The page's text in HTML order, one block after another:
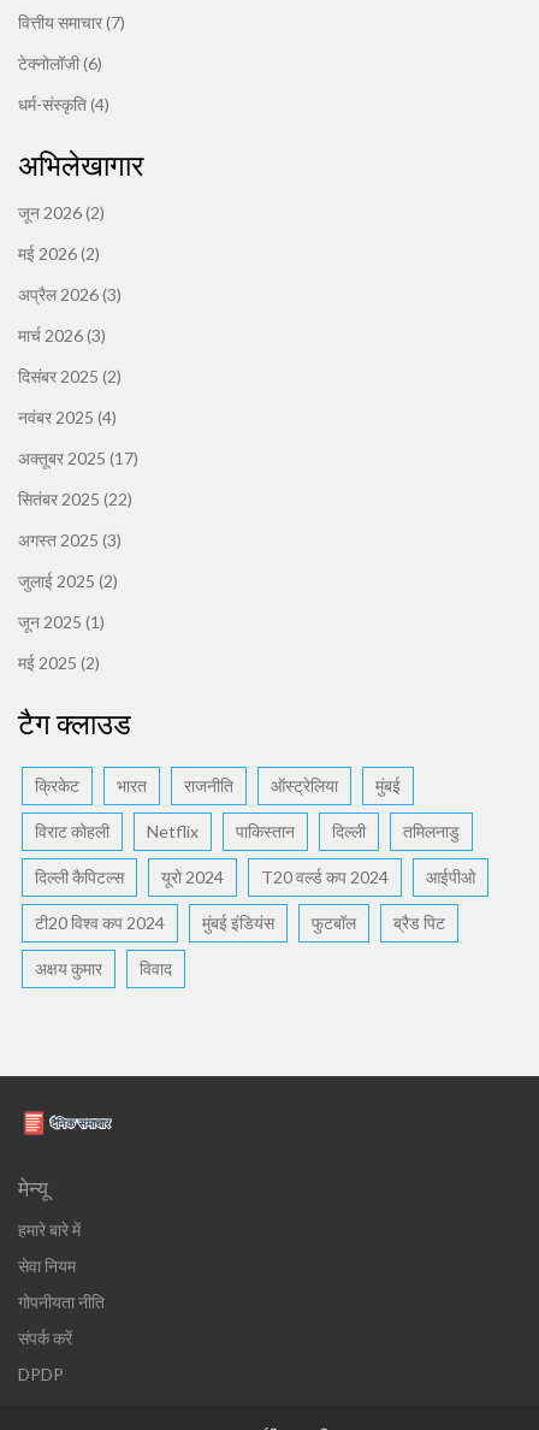
वित्तीय समाचार(7)
टेक्नोलॉजी(6)
धर्म-संस्कृति(4)
अभिलेखागार
जून 2026(2)
मई 2026(2)
अप्रैल 2026(3)
मार्च 2026(3)
दिसंबर 2025 (2)
नवंबर 2025 (4)
अक्तूबर 2025 (17)
सितंबर 2025 (22)
अगस्त 2025 (3)
जुलाई 2025 (2)
जून 2025 (1)
मई 2025 (2)
टैग क्लाउड
क्रिकेट भारत राजनीति ऑस्ट्रेलिया मुंबई
विराट कोहली Netflix पाकिस्तान दिल्ली तमिलनाडु
दिल्ली कैपिटल्स यूरो 2024 T20 वर्ल्ड कप 2024 आईपीओ
टी20 विश्व कप 2024 मुंबई इंडियंस फुटबॉल ब्रैड पिट
अक्षय कुमार विवाद
मेन्यू
हमारे बारे में
सेवा नियम
गोपनीयता नीति
संपर्क करें
DPDP